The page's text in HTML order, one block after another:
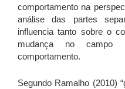
comportamento na
análise das partes
influencia tanto sobre o
mudança no campo
comportamento.
Segundo Ramalho (2010)